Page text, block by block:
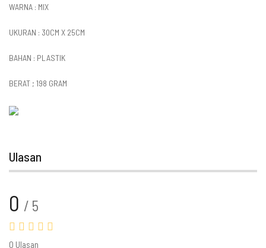
WARNA : MIX
UKURAN : 30CM X 25CM
BAHAN : PLASTIK
BERAT ; 198 GRAM
Ulasan
0 / 5
0 Ulasan